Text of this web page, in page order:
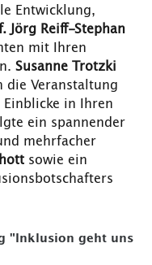
Entwicklung,
Jörg Reiff-Stephan
mit Ihren
Susanne Trotzki
die Veranstaltung
in Ihren
ein spannender
mehrfacher
sowie ein
"Inklusion geht uns